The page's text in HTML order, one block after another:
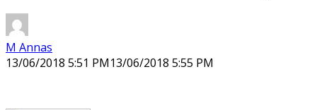
M Annas
13/06/2018 5:51 PM13/06/2018 5:55 PM